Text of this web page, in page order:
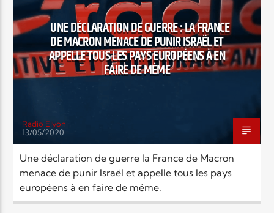
TITRE
ARTISTE
Radio Elyon
Elyon Rhema
UNE DÉCLARATION DE GUERRE : LA FRANCE
DE MACRON MENACE DE PUNIR ISRAËL ET
APPELLE TOUS LES PAYS EUROPÉENS À EN
FAIRE DE MÊME
Radio Elyon
13/05/2020
Une déclaration de guerre la France de Macron
menace de punir Israël et appelle tous les pays
européens à en faire de même.